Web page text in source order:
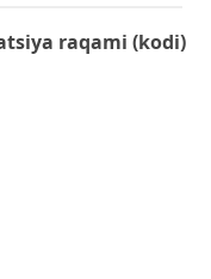
raqami (kodi)